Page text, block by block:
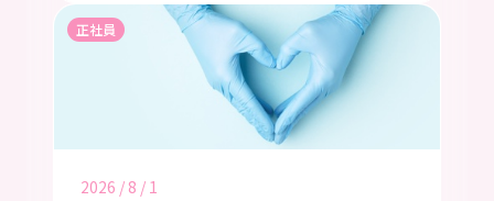
正社員
2026 / 8 / 1